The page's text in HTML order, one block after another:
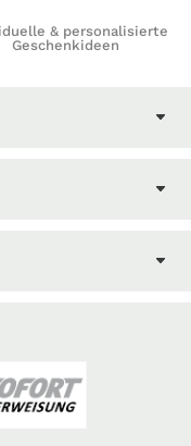
& personalisierte
Geschenkideen